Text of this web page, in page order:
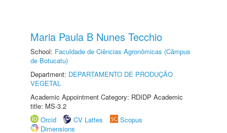
Maria Paula B Nunes Tecchio
School: Faculdade de Ciências Agronômicas (Câmpus
de Botucatu)
Department: DEPARTAMENTO DE PRODUÇÃO
VEGETAL
Academic Appointment Category: RDIDP Academic
title: MS-3.2
Orcid
CV Lattes
Scopus
Dimensions